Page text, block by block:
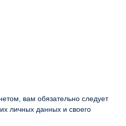
вам обязательно следует
личных данных и своего